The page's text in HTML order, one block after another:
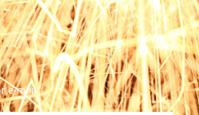
e-mail.